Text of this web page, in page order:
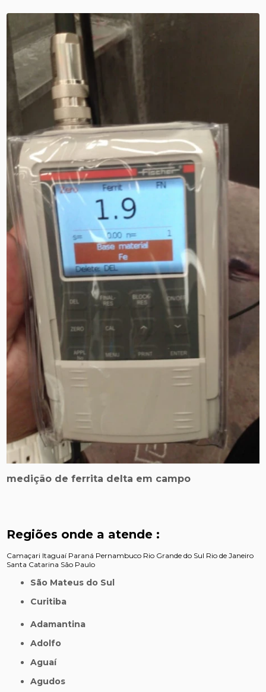
medição de ferrita delta em campo
Regiões onde a atende :
Camaçari Itaguaí Paraná Pernambuco Rio Grande do Sul Rio de Janeiro
Santa Catarina São Paulo
São Mateus do Sul
Curitiba
Adamantina
Adolfo
Aguaí
Agudos